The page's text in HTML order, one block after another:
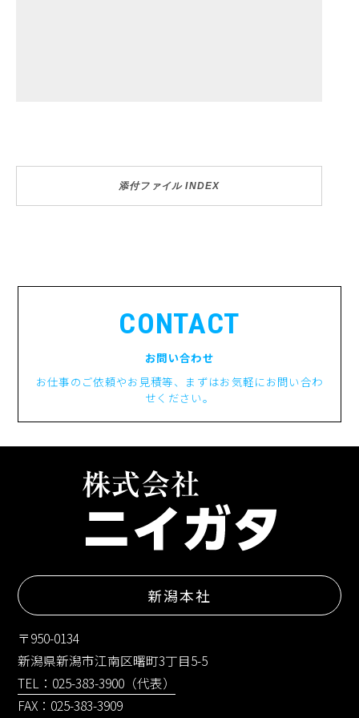
添付ファイル INDEX
CONTACT
お問い合わせ
お仕事のご依頼やお見積等、まずはお気軽にお問い合わ
せください。
新潟本社
〒950-0134
新潟県新潟市江南区曙町3丁目5-5
TEL：025-383-3900（代表）
FAX：025-383-3909